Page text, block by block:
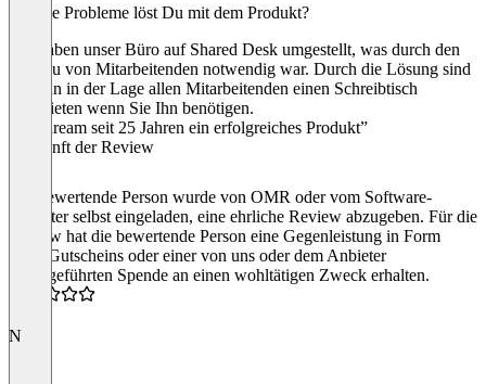
Welche Probleme löst Du mit dem Produkt?
Wir haben unser Büro auf Shared Desk umgestellt, was durch den
Aufbau von Mitarbeitenden notwendig war. Durch die Lösung sind
wir nun in der Lage allen Mitarbeitenden einen Schreibtisch
anzubieten wenn Sie Ihn benötigen.
“Windream seit 25 Jahren ein erfolgreiches Produkt”
Herkunft der Review
Die bewertende Person wurde von OMR oder vom Software-
Anbieter selbst eingeladen, eine ehrliche Review abzugeben. Für die
Review hat die bewertende Person eine Gegenleistung in Form
eines Gutscheins oder einer von uns oder dem Anbieter
durchgeführten Spende an einen wohltätigen Zweck erhalten.
N